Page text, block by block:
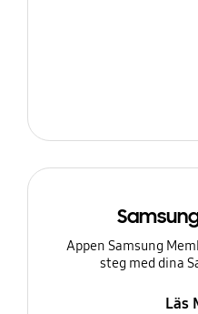
Appen Samsung
steg med dina
Läs